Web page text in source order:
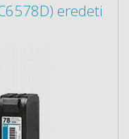
eredeti